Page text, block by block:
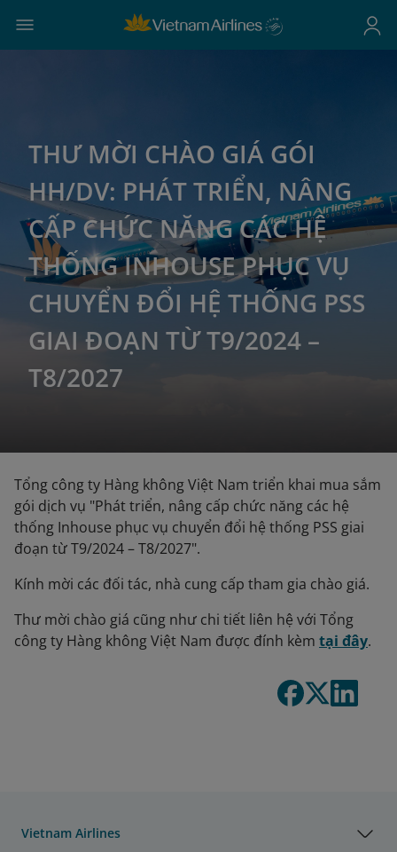
THƯ MỜI CHÀO GIÁ GÓI
HH/DV: PHÁT TRIỂN, NÂNG
CẤP CHỨC NĂNG CÁC HỆ
THỐNG INHOUSE PHỤC VỤ
CHUYỂN ĐỔI HỆ THỐNG PSS
GIAI ĐOẠN TỪ T9/2024 –
T8/2027
Tổng công ty Hàng không Việt Nam triển khai mua sắm
gói dịch vụ "Phát triển, nâng cấp chức năng các hệ
thống Inhouse phục vụ chuyển đổi hệ thống PSS giai
đoạn từ T9/2024 – T8/2027".
Kính mời các đối tác, nhà cung cấp tham gia chào giá.
Thư mời chào giá cũng như chi tiết liên hệ với Tổng
công ty Hàng không Việt Nam được đính kèm tại đây.
Vietnam Airlines